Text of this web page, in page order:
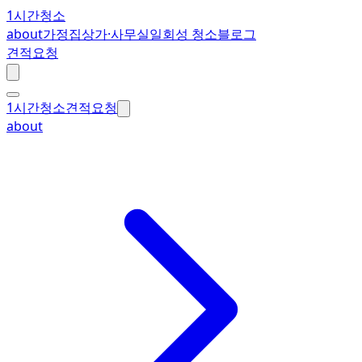
1시간청소
about가정집상가·사무실일회성 청소블로그
견적요청
1시간청소견적요청
about